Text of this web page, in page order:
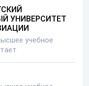
УНИВЕРСИТЕТ
учебное